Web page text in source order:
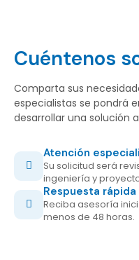
Cuéntenos
Comparta sus
especialistas se pondrá
desarrollar una solución
Atención
Su solicitud será
ingeniería y
Respuesta rápida
Reciba asesoría
menos de 48 horas.